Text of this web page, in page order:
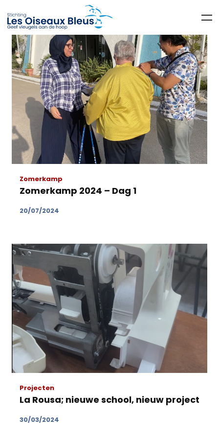
Zomerkamp
Zomerkamp 2024 – Dag 1
20/07/2024
Projecten
La Rousa; nieuwe school, nieuw project
30/03/2024